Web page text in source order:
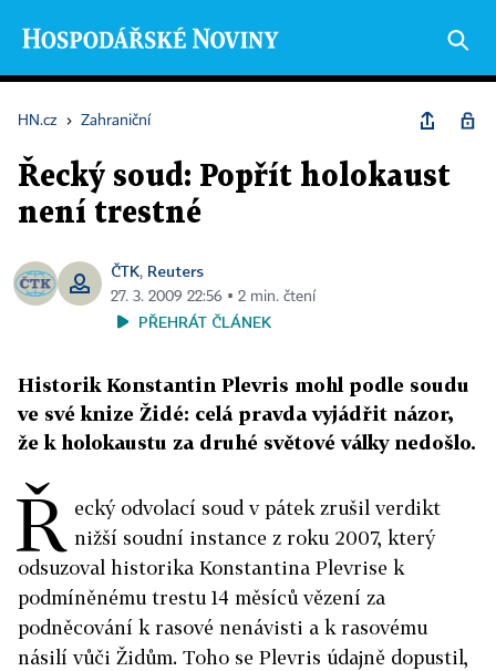
HN.cz › Zahraniční
Řecký soud: Popřít holokaust
není trestné
ČTK, Reuters
27. 3. 2009 22:56 ▪ 2 min. čtení
PŘEHRÁT ČLÁNEK
Historik Konstantin Plevris mohl podle soudu
ve své knize Židé: celá pravda vyjádřit názor,
že k holokaustu za druhé světové války nedošlo.
Ř ecký odvolací soud v pátek zrušil verdikt
nižší soudní instance z roku 2007, který
odsuzoval historika Konstantina Plevrise k
podmíněnému trestu 14 měsíců vězení za
podněcování k rasové nenávisti a k rasovému
násilí vůči Židům. Toho se Plevris údajně dopustil,